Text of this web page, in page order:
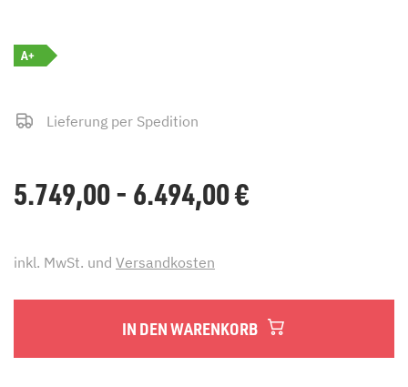
A+
Lieferung per Spedition
5.749,00 - 6.494,00€
inkl. MwSt. und Versandkosten
IN DEN WARENKORB